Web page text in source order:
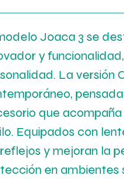
Joaca 3 se
y
La versión
que
Equipados con
y mejoran la
en ambientes